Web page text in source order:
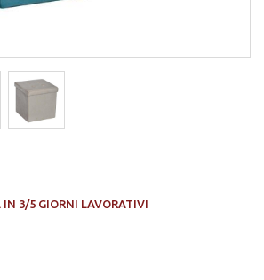
IN 3/5 GIORNI LAVORATIVI